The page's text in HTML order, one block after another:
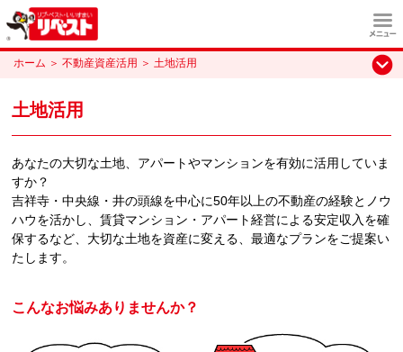
ホーム ＞ 不動産資産活用 ＞ 土地活用
土地活用
あなたの大切な土地、アパートやマンションを有効に活用していま
すか？
吉祥寺・中央線・井の頭線を中心に50年以上の不動産の経験とノウ
ハウを活かし、賃貸マンション・アパート経営による安定収入を確
保するなど、大切な土地を資産に変える、最適なプランをご提案い
たします。
こんなお悩みありませんか？